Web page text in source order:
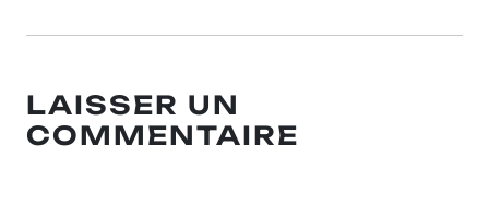
LAISSER UN
COMMENTAIRE